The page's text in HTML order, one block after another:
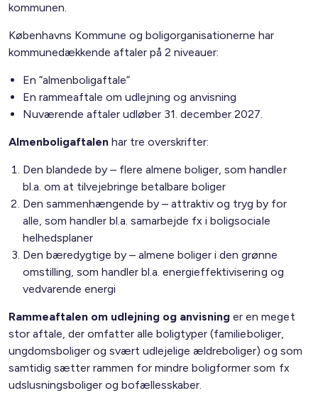
kommunen.
Københavns Kommune og boligorganisationerne har
kommunedækkende aftaler på 2 niveauer:
En ”almenboligaftale”
En rammeaftale om udlejning og anvisning
Nuværende aftaler udløber 31. december 2027.
Almenboligaftalen har tre overskrifter:
Den blandede by – flere almene boliger, som handler
bl.a. om at tilvejebringe betalbare boliger
Den sammenhængende by – attraktiv og tryg by for
alle, som handler bl.a. samarbejde fx i boligsociale
helhedsplaner
Den bæredygtige by – almene boliger i den grønne
omstilling, som handler bl.a. energieffektivisering og
vedvarende energi
Rammeaftalen om udlejning og anvisning er en meget
stor aftale, der omfatter alle boligtyper (familieboliger,
ungdomsboliger og svært udlejelige ældreboliger) og som
samtidig sætter rammen for mindre boligformer som fx
udslusningsboliger og bofællesskaber.